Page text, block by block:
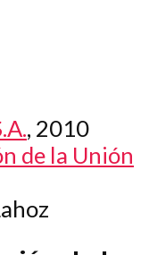
, 2010